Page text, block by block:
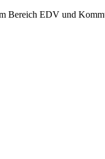
Bereich EDV und